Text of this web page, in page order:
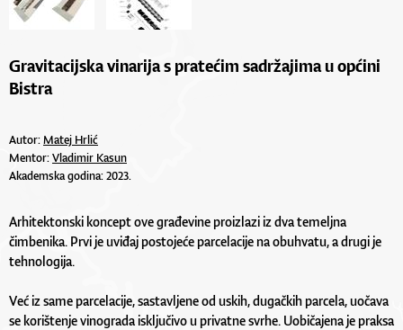
Gravitacijska vinarija s pratećim sadržajima u općini
Bistra
Autor:Matej Hrlić
Mentor:Vladimir Kasun
Akademska godina: 2023.
Arhitektonski koncept ove građevine proizlazi iz dva temeljna
čimbenika. Prvi je uviđaj postojeće parcelacije na obuhvatu, a drugi je
tehnologija.
Već iz same parcelacije, sastavljene od uskih, dugačkih parcela, uočava
se korištenje vinograda isključivo u privatne svrhe. Uobičajena je praksa